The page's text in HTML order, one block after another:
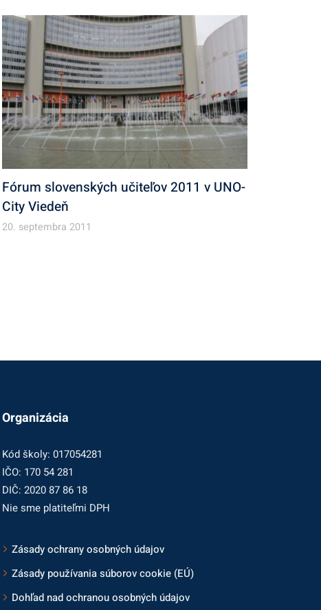
Fórum slovenských učiteľov 2011 v UNO-
City Viedeň
20. septembra 2011
Organizácia
Kód školy: 017054281
IČO: 170 54 281
DIČ: 2020 87 86 18
Nie sme platiteľmi DPH
Zásady ochrany osobných údajov
Zásady používania súborov cookie (EÚ)
Dohľad nad ochranou osobných údajov